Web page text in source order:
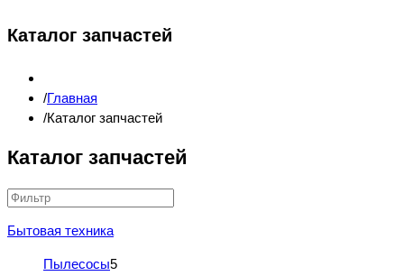
Каталог запчастей
Главная
Каталог запчастей
Каталог запчастей
Бытовая техника
Пылесосы5